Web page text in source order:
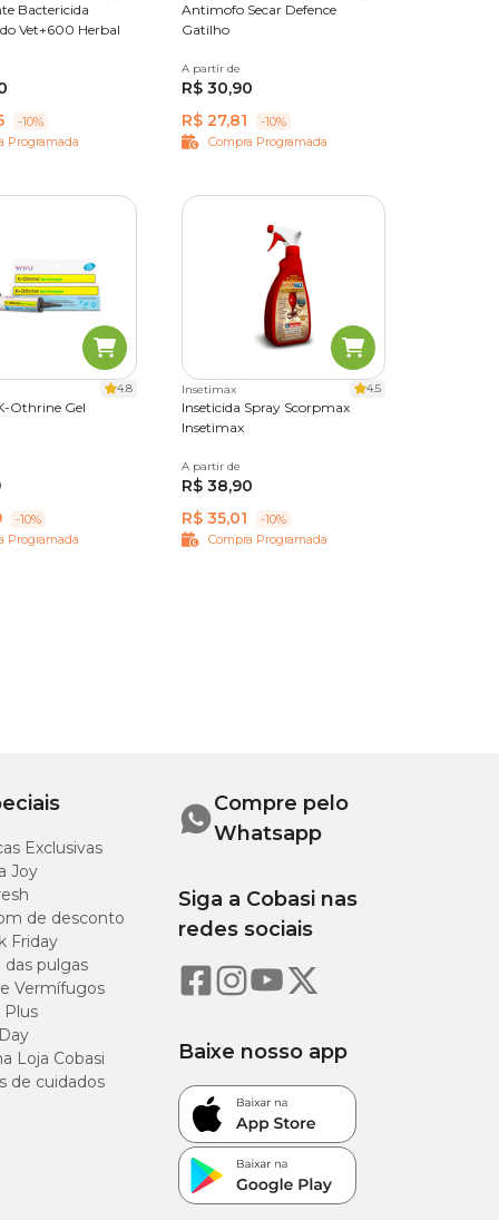
é
e
o
para
Bactericida
Vet+600 Herbal
-10%
Programada
Antimofo Secar Defence
Gatilho
500 ml
A partir de
R$ 30,90
R$ 27,81
-10%
Compra Programada
4.8
Othrine Gel
-10%
Programada
Insetimax 4.5
Inseticida Spray Scorpmax
Insetimax
500 ml
A partir de
R$ 38,90
R$ 35,01
-10%
Compra Programada
Exclusivas
Joy
de desconto
Friday
das pulgas
Vermífugos
Plus
Loja Cobasi
de cuidados
Compre pelo
Whatsapp
Siga a Cobasi nas
redes sociais
Baixe nosso app